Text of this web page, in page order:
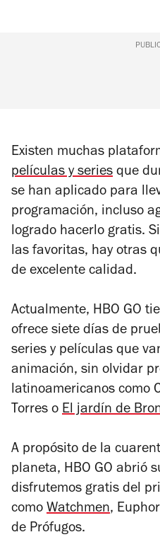
Existen muchas
películas y series que
se han aplicado para
programación, incluso
logrado hacerlo gratis.
las favoritas, hay otras
de excelente calidad.
Actualmente, HBO GO
ofrece siete días de
series y películas que
animación, sin olvidar
latinoamericanos como
Torres o El jardín de
A propósito de la
planeta, HBO GO abrió
disfrutemos gratis del
como Watchmen,
de Prófugos.